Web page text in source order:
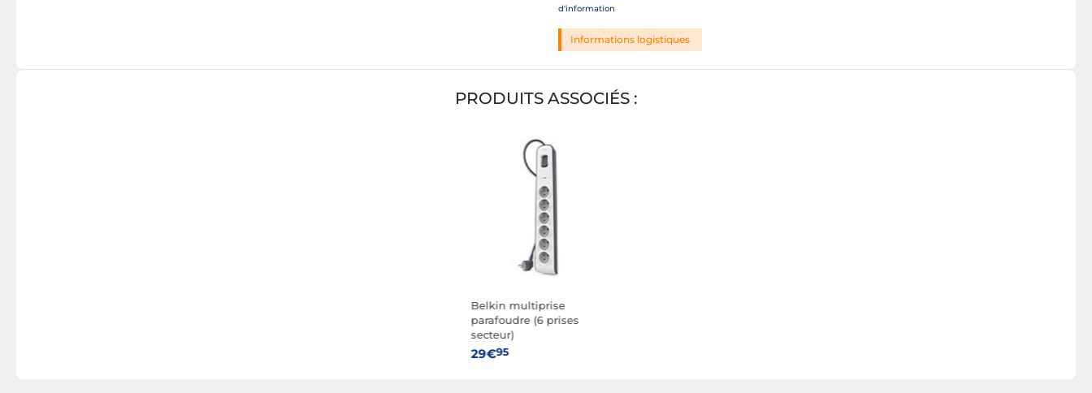
d'information
Informations logistiques
PRODUITS ASSOCIÉS :
Belkin multiprise
parafoudre (6 prises
secteur)
29€95